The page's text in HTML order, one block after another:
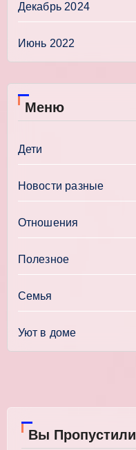
Декабрь 2024
Июнь 2022
Меню
Дети
Новости разные
Отношения
Полезное
Семья
Уют в доме
Вы Пропустили